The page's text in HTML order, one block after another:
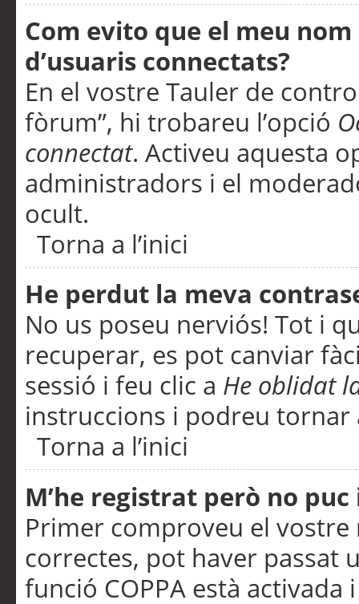
Com evito que el meu
d’usuaris connectats?
En el vostre Tauler de
fòrum”, hi trobareu l’opció
connectat. Activeu aquesta
administradors i el
ocult.
Torna a l’inici
He perdut la meva
No us poseu nerviós! Tot i
recuperar, es pot canviar
sessió i feu clic a He oblidat
instruccions i podreu tornar
Torna a l’inici
M’he registrat però no
Primer comproveu el vostre
correctes, pot haver passat
funció COPPA està